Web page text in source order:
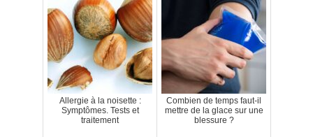
Allergie à la noisette :
Symptômes. Tests et
traitement
Combien de temps faut-il
mettre de la glace sur une
blessure ?